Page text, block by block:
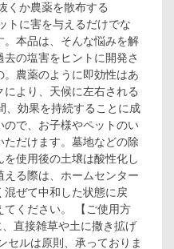
くか農薬を散布する
トに害を与えるだけでな
。本品は、そんな悩みを解
の塩害をヒントに開発さ
農薬のように即効性はあ
より、天候に左右される
、効果を持続することに成
で、お子様やペットのい
ただけます。墓地などの除
使用後の土壌は酸性化し
る際は、ホームセンター
ぜて中和した状態に戻
てください。 【ご使用方
直接雑草や土に撒き拡げ
セルは原則、承っておりま